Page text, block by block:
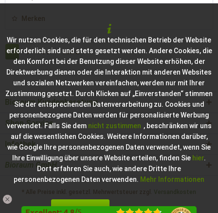
Merken
1 von 2
Bioraum Kundenberatung
Shop Service
Infothek
Bioraum GmbH
* Alle Preise inkl. gesetzl. Mehrwertsteuer zzgl. Versandkosten
Hilfe / Support Kontakt zur Bioraum GmbH
Wir nutzen Cookies, die für den technischen Betrieb der Website
erforderlich sind und stets gesetzt werden. Andere Cookies, die
den Komfort bei der Benutzung dieser Website erhöhen, der
Direktwerbung dienen oder die Interaktion mit anderen Websites
und sozialen Netzwerken vereinfachen, werden nur mit Ihrer
Zustimmung gesetzt. Durch Klicken auf „Einverstanden“ stimmen
Sie der entsprechenden Datenverarbeitung zu. Cookies und
personenbezogene Daten werden für personalisierte Werbung
verwendet. Falls Sie dem nicht zustimmen , beschränken wir uns
auf die wesentlichen Cookies. Weitere Informationen darüber,
wie Google Ihre personenbezogenen Daten verwendet, wenn Sie
Ihre Einwilligung über unsere Website erteilen, finden Sie hier.
Dort erfahren Sie auch, wie andere Dritte Ihre
personenbezogenen Daten verwenden. Mehr Informationen
Einverstanden Konfigurieren